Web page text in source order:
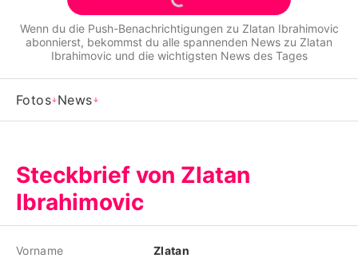
App runterladen
Team
Impressum
Nutzungsbedingungen
Utiq verwalten
Wenn du die Push-Benachrichtigungen zu Zlatan Ibrahimovic
abonnierst, bekommst du alle spannenden News zu Zlatan
Ibrahimovic und die wichtigsten News des Tages
Fotos News
Steckbrief von Zlatan
Ibrahimovic
Vorname Zlatan